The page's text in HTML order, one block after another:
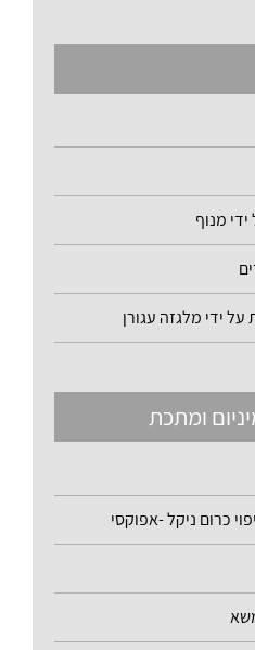
מנוף
ידי מלגזה עגורן
ומתכת
כרום ניקל -אפוקסי